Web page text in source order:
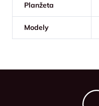
Planžeta
Modely